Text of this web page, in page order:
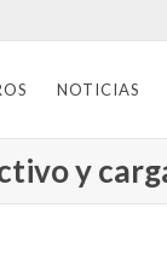
NOTICIAS
y